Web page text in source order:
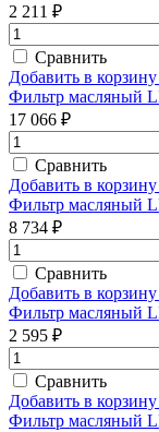
2 211 ₽
Сравнить
Добавить в корзину
Фильтр масляный
17 066 ₽
Сравнить
Добавить в корзину
Фильтр масляный
8 734 ₽
Сравнить
Добавить в корзину
Фильтр масляный
2 595 ₽
Сравнить
Добавить в корзину
Фильтр масляный